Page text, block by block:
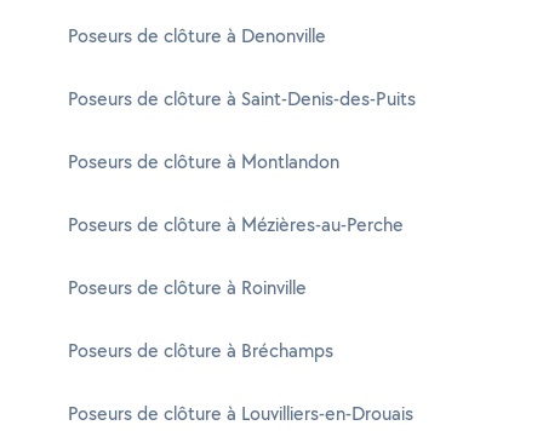
Poseurs de clôture à Denonville
Poseurs de clôture à Saint-Denis-des-Puits
Poseurs de clôture à Montlandon
Poseurs de clôture à Mézières-au-Perche
Poseurs de clôture à Roinville
Poseurs de clôture à Bréchamps
Poseurs de clôture à Louvilliers-en-Drouais